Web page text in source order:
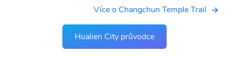
Více o Changchun Temple Trail
Hualien City průvodce